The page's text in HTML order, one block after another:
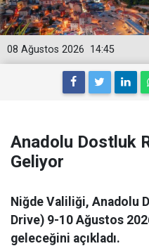
14:45
08 Ağustos 2026
Anadolu Dostluk
Geliyor
Niğde Valiliği, Anadolu
Drive) 9-10 Ağustos
geleceğini açıkladı.